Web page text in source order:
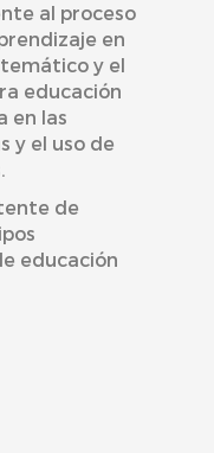
al proceso
en
y el
educación
en las
y el uso de
de
educación